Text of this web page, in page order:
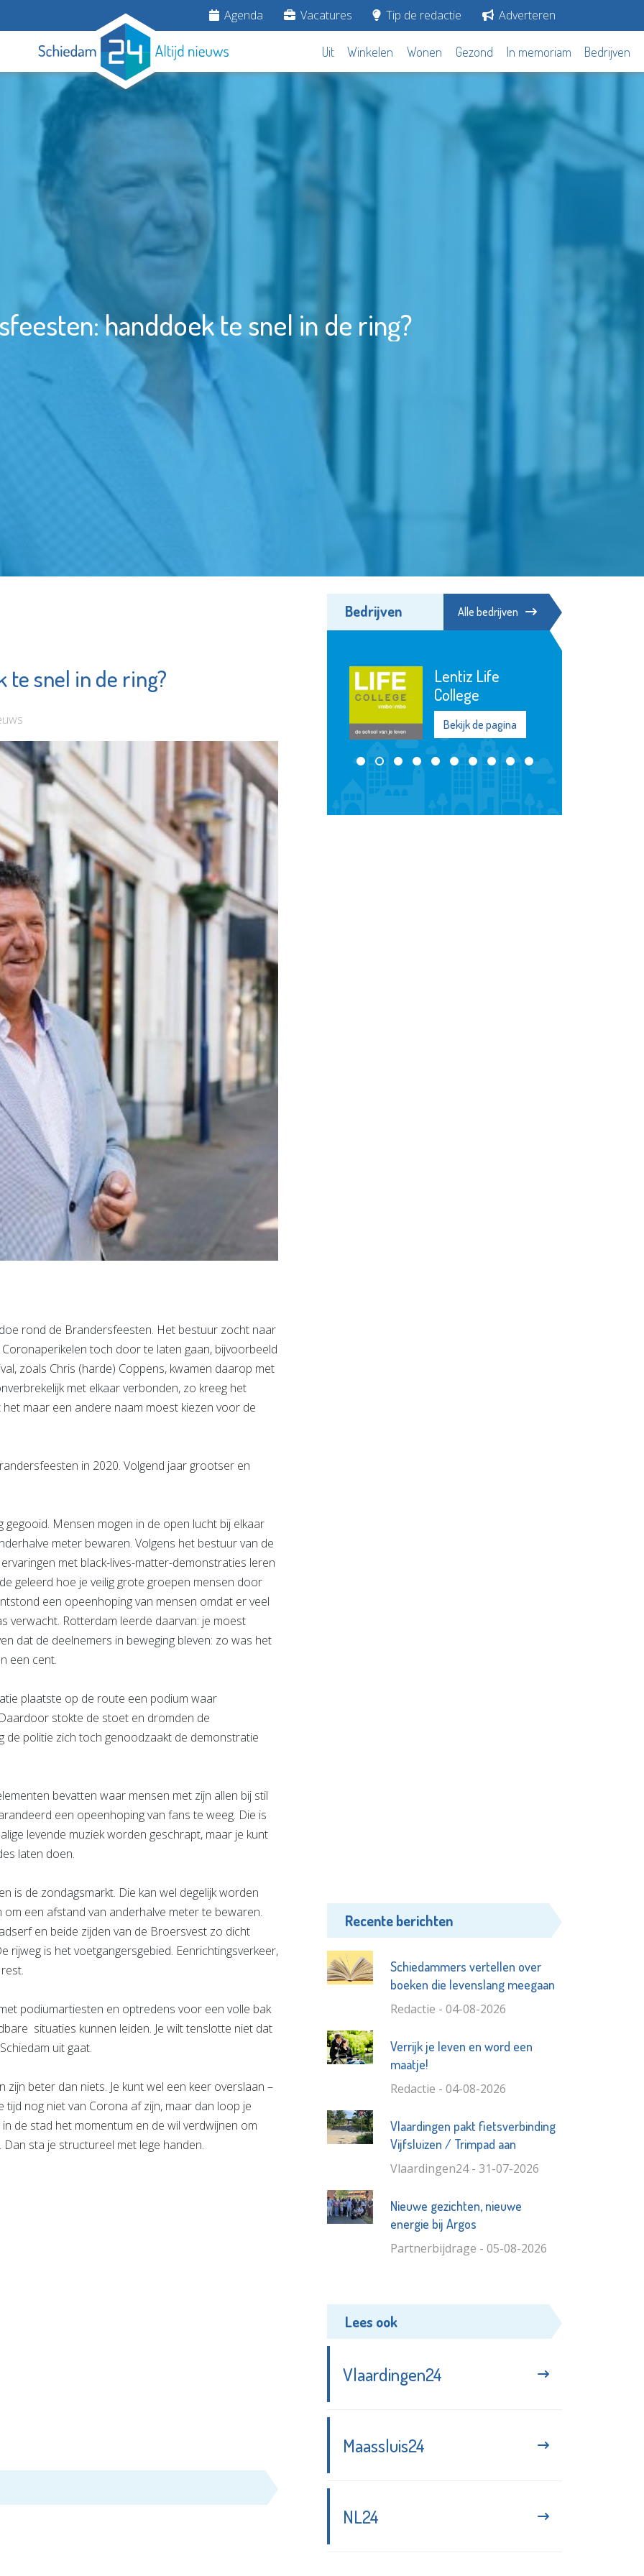
Agenda Vacatures Tip de redactie Adverteren
Uit Winkelen Wonen Gezond In memoriam Bedrijven
handdoek te snel in de ring?
te snel in de ring?
rond de Brandersfeesten. Het bestuur zocht naar
toch door te laten gaan, bijvoorbeeld
zoals Chris (harde) Coppens, kwamen daarop met
met elkaar verbonden, zo kreeg het
maar een andere naam moest kiezen voor de
in 2020. Volgend jaar grootser en
Mensen mogen in de open lucht bij elkaar
meter bewaren. Volgens het bestuur van de
met black-lives-matter-demonstraties leren
geleerd hoe je veilig grote groepen mensen door
een opeenhoping van mensen omdat er veel
verwacht. Rotterdam leerde daarvan: je moest
dat de deelnemers in beweging bleven: zo was het
een cent.
plaatste op de route een podium waar
stokte de stoet en dromden de
politie zich toch genoodzaakt de demonstratie
bevatten waar mensen met zijn allen bij stil
een opeenhoping van fans te weeg. Die is
levende muziek worden geschrapt, maar je kunt
laten doen.
is de zondagsmarkt. Die kan wel degelijk worden
een afstand van anderhalve meter te bewaren.
en beide zijden van de Broersvest zo dicht
rijweg is het voetgangersgebied. Eenrichtingsverkeer,
podiumartiesten en optredens voor een volle bak
situaties kunnen leiden. Je wilt tenslotte niet dat
uit gaat.
beter dan niets. Je kunt wel een keer overslaan –
nog niet van Corona af zijn, maar dan loop je
de stad het momentum en de wil verdwijnen om
sta je structureel met lege handen.
Bedrijven Alle bedrijven
Sir Winston Fun
& Games
Schiedam
Bekijk de pagina
Recente berichten
Schiedammers vertellen over
boeken die levenslang meegaan
Redactie - 04-08-2026
Verrijk je leven en word een
maatje!
Redactie - 04-08-2026
Vlaardingen pakt fietsverbinding
Vijfsluizen / Trimpad aan
Vlaardingen24 - 31-07-2026
Nieuwe gezichten, nieuwe
energie bij Argos
Partnerbijdrage - 05-08-2026
Lees ook
Vlaardingen24
Maassluis24
NL24